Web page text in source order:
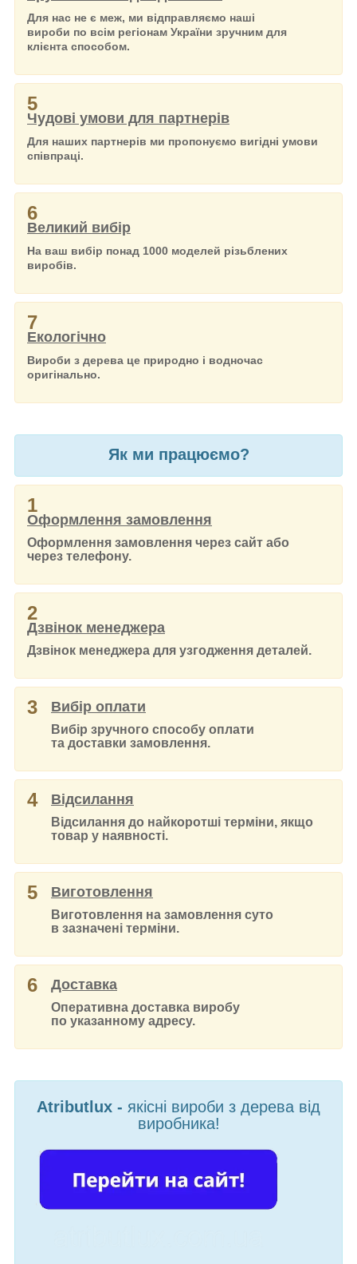
Для нас не є меж, ми відправляємо наші
вироби по всім регіонам України зручним для
клієнта способом.
5
Чудові умови для партнерів
Для наших партнерів ми пропонуємо вигідні умови
співпраці.
6
Великий вибір
На ваш вибір понад 1000 моделей різьблених
виробів.
7
Екологічно
Вироби з дерева це природно і водночас
оригінально.
Як ми працюємо?
1
Оформлення замовлення
Оформлення замовлення через сайт або
через телефону.
2
Дзвінок менеджера
Дзвінок менеджера для узгодження деталей.
3 Вибір оплати
Вибір зручного способу оплати
та доставки замовлення.
4 Відсилання
Відсилання до найкоротші терміни, якщо
товар у наявності.
5 Виготовлення
Виготовлення на замовлення суто
в зазначені терміни.
6 Доставка
Оперативна доставка виробу
по указанному адресу.
Atributlux - якісні вироби з дерева від
виробника!